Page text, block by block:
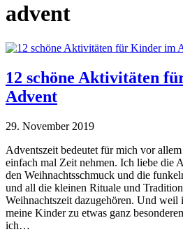
advent
12 schöne Aktivitäten
Advent
29. November 2019
Adventszeit bedeutet für mich vor
einfach mal Zeit nehmen. Ich liebe die
den Weihnachtsschmuck und die
und all die kleinen Rituale und
Weihnachtszeit dazugehören. Und weil
meine Kinder zu etwas ganz
ich…